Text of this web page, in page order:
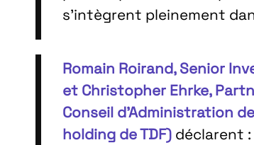
s’intègrent pleinement
Romain Roirand, Senior
et Christopher Ehrke,
Conseil d’Administration
holding de TDF) déclarent